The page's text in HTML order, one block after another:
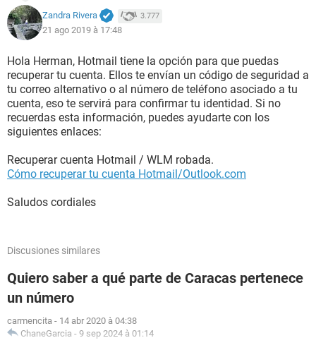
Zandra Rivera 3.777
21 ago 2019 à 17:48
Hola Herman, Hotmail tiene la opción para que puedas
recuperar tu cuenta. Ellos te envían un código de seguridad a
tu correo alternativo o al número de teléfono asociado a tu
cuenta, eso te servirá para confirmar tu identidad. Si no
recuerdas esta información, puedes ayudarte con los
siguientes enlaces:
Recuperar cuenta Hotmail / WLM robada.
Cómo recuperar tu cuenta Hotmail/Outlook.com
Saludos cordiales
Discusiones similares
Quiero saber a qué parte de Caracas pertenece
un número
carmencita - 14 abr 2020 à 04:38
ChaneGarcia - 9 sep 2024 à 01:14